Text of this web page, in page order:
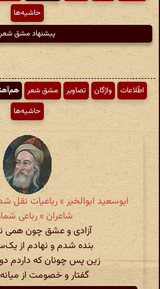
حاشیه‌ها
پیشنهاد مشق شعر
اطّلاعات واژگان تصاویر مشق شعر
حاشیه‌ها
ابوسعید ابوالخیر » رباعیات نقل
شاعران » رباعی شمارهٔ
آزادی و عشق چون همی
بنده شدم و نهادم از
زین پس چونان که داردم
گفتار و خصومت از